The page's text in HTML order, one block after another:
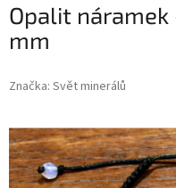
Opalit
mm
Značka: Svět minerálů